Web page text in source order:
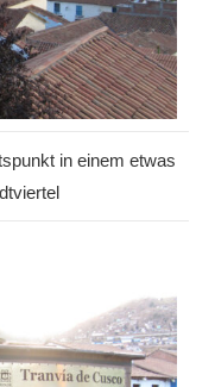
in einem etwas